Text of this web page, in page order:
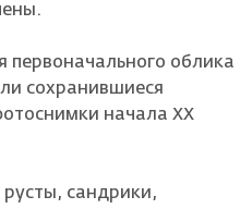
первоначального облика
сохранившиеся
начала XX
русты, сандрики,